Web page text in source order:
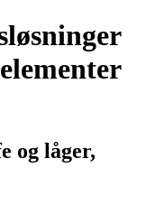
og låger,